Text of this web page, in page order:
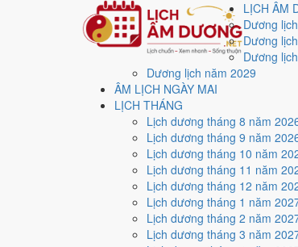
LỊCH ÂM
Dương
Dương
Dương
Dương lịch năm 2029
ÂM LỊCH NGÀY MAI
LỊCH THÁNG
Lịch dương tháng 8 năm
Lịch dương tháng 9 năm
Lịch dương tháng 10 năm
Lịch dương tháng 11 năm
Lịch dương tháng 12 năm
Lịch dương tháng 1 năm
Lịch dương tháng 2 năm
Lịch dương tháng 3 năm
Trang chủ
Lịch năm 2027
Tháng 2/2027
Ngày 1/2/2027 (Tân Hợi)
Xem ngày1/2/
Ngày 1/2/2027 dương lịch (Thứ Hai) là